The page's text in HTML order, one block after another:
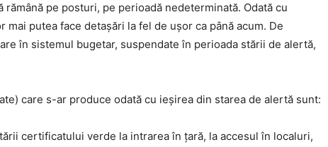
pe posturi, pe perioadă nedeterminată. Odată cu
putea face detașări la fel de ușor ca până acum. De
în sistemul bugetar, suspendate în perioada stării de alertă,
care s-ar produce odată cu ieșirea din starea de alertă sunt:
certificatului verde la intrarea în țară, la accesul în localuri,